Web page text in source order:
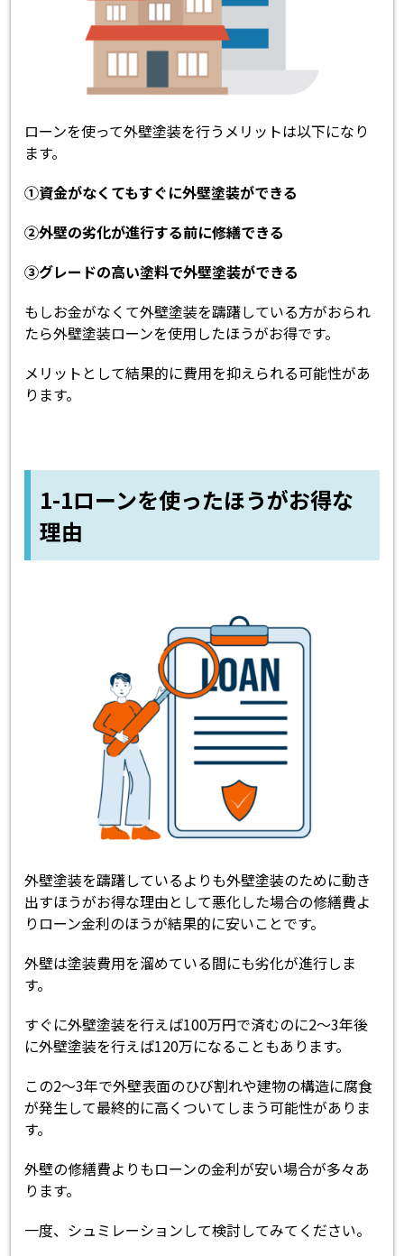
ローンを使って外壁塗装を行うメリットは以下になり
ます。
①資金がなくてもすぐに外壁塗装ができる
②外壁の劣化が進行する前に修繕できる
③グレードの高い塗料で外壁塗装ができる
もしお金がなくて外壁塗装を躊躇している方がおられ
たら外壁塗装ローンを使用したほうがお得です。
メリットとして結果的に費用を抑えられる可能性があ
ります。
1-1ローンを使ったほうがお得な
理由
外壁塗装を躊躇しているよりも外壁塗装のために動き
出すほうがお得な理由として悪化した場合の修繕費よ
りローン金利のほうが結果的に安いことです。
外壁は塗装費用を溜めている間にも劣化が進行しま
す。
すぐに外壁塗装を行えば100万円で済むのに2～3年後
に外壁塗装を行えば120万になることもあります。
この2～3年で外壁表面のひび割れや建物の構造に腐食
が発生して最終的に高くついてしまう可能性がありま
す。
外壁の修繕費よりもローンの金利が安い場合が多々あ
ります。
一度、シュミレーションして検討してみてください。